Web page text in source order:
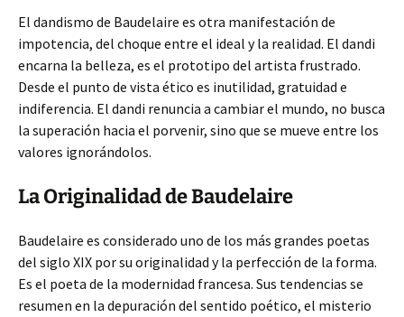
El dandismo de Baudelaire es otra manifestación de
impotencia, del choque entre el ideal y la realidad. El dandi
encarna la belleza, es el prototipo del artista frustrado.
Desde el punto de vista ético es inutilidad, gratuidad e
indiferencia. El dandi renuncia a cambiar el mundo, no busca
la superación hacia el porvenir, sino que se mueve entre los
valores ignorándolos.
La Originalidad de Baudelaire
Baudelaire es considerado uno de los más grandes poetas
del siglo XIX por su originalidad y la perfección de la forma.
Es el poeta de la modernidad francesa. Sus tendencias se
resumen en la depuración del sentido poético, el misterio